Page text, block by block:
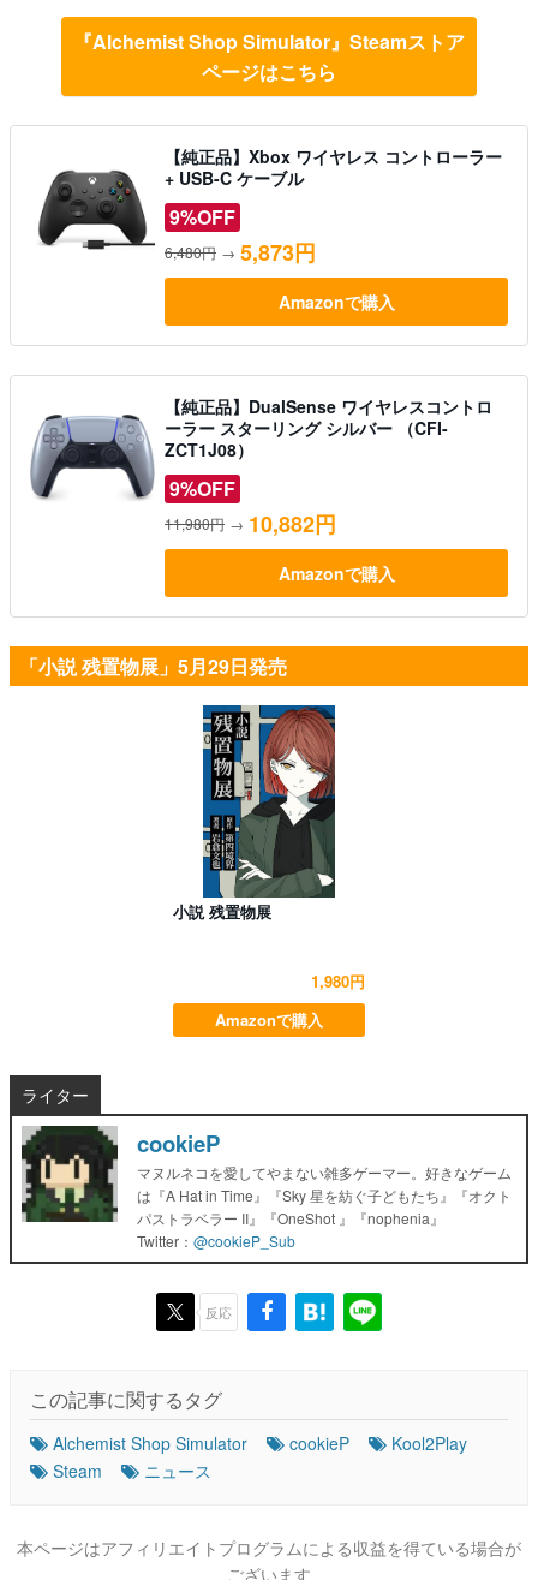
『Alchemist Shop Simulator』Steamストア
ページはこちら
【純正品】Xbox ワイヤレス コントローラー
+ USB-C ケーブル
9%OFF
6,480円 → 5,873円
Amazonで購入
【純正品】DualSense ワイヤレスコントロ
ーラー スターリング シルバー （CFI-
ZCT1J08）
9%OFF
11,980円 → 10,882円
Amazonで購入
「小説 残置物展」5月29日発売
小説 残置物展
1,980円
Amazonで購入
ライター
cookieP
マヌルネコを愛してやまない雑多ゲーマー。好きなゲーム
は『A Hat in Time』『Sky 星を紡ぐ子どもたち』『オクト
パストラベラー II』『OneShot 』『nophenia』
Twitter： @cookieP_Sub
反応
この記事に関するタグ
Alchemist Shop Simulator cookieP
Kool2Play
Steam
ニュース
本ページはアフィリエイトプログラムによる収益を得ている場合が
ございます